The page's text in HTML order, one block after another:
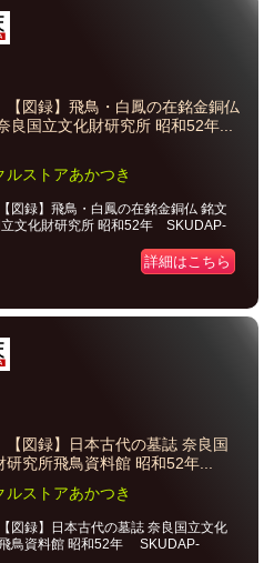
【図録】飛鳥・白鳳の在銘金銅仏
良国立文化財研究所 昭和52年...
ルストアあかつき
【図録】飛鳥・白鳳の在銘金銅仏 銘文
立文化財研究所 昭和52年 SKUDAP-
詳細はこちら
【図録】日本古代の墓誌 奈良国
研究所飛鳥資料館 昭和52年...
ルストアあかつき
【図録】日本古代の墓誌 奈良国立文化
鳥資料館 昭和52年 SKUDAP-